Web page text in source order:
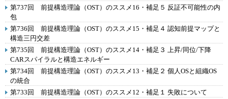
第737回 前提構造理論（OST）のススメ16・補足５ 反証不可能性の内
包
第736回 前提構造理論（OST）のススメ15・補足４ 認知前提マップと
構造三円交差
第735回 前提構造理論（OST）のススメ14・補足３ 上昇/同位/下降
CARスパイラルと構造エネルギー
第734回 前提構造理論（OST）のススメ13・補足２ 個人OSと組織OS
の統合
第733回 前提構造理論（OST）のススメ12・補足１ 失敗について